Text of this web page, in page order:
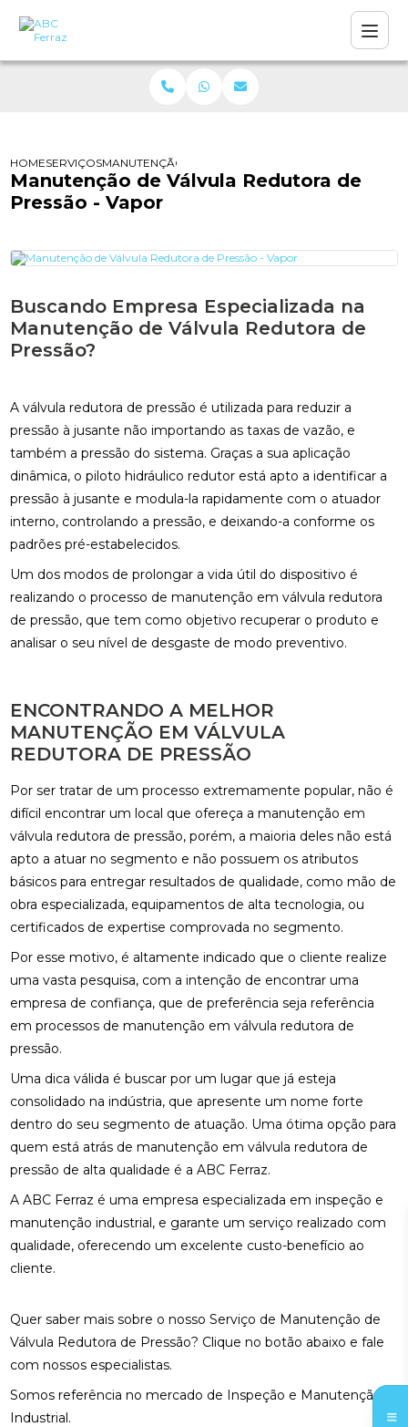
HOMESERVIÇOSMANUTENÇÃO DE VÁLVULA REDUTORA DE PRESSÃO
Manutenção de Válvula Redutora de
Pressão - Vapor
Buscando Empresa Especializada na
Manutenção de Válvula Redutora de
Pressão?
A válvula redutora de pressão é utilizada para reduzir a
pressão à jusante não importando as taxas de vazão, e
também a pressão do sistema. Graças a sua aplicação
dinâmica, o piloto hidráulico redutor está apto a identificar a
pressão à jusante e modula-la rapidamente com o atuador
interno, controlando a pressão, e deixando-a conforme os
padrões pré-estabelecidos.
Um dos modos de prolongar a vida útil do dispositivo é
realizando o processo de manutenção em válvula redutora
de pressão, que tem como objetivo recuperar o produto e
analisar o seu nível de desgaste de modo preventivo.
ENCONTRANDO A MELHOR
MANUTENÇÃO EM VÁLVULA
REDUTORA DE PRESSÃO
Por ser tratar de um processo extremamente popular, não é
difícil encontrar um local que ofereça a manutenção em
válvula redutora de pressão, porém, a maioria deles não está
apto a atuar no segmento e não possuem os atributos
básicos para entregar resultados de qualidade, como mão de
obra especializada, equipamentos de alta tecnologia, ou
certificados de expertise comprovada no segmento.
Por esse motivo, é altamente indicado que o cliente realize
uma vasta pesquisa, com a intenção de encontrar uma
empresa de confiança, que de preferência seja referência
em processos de manutenção em válvula redutora de
pressão.
Uma dica válida é buscar por um lugar que já esteja
consolidado na indústria, que apresente um nome forte
dentro do seu segmento de atuação. Uma ótima opção para
quem está atrás de manutenção em válvula redutora de
pressão de alta qualidade é a ABC Ferraz.
A ABC Ferraz é uma empresa especializada em inspeção e
manutenção industrial, e garante um serviço realizado com
qualidade, oferecendo um excelente custo-benefício ao
cliente.
Quer saber mais sobre o nosso Serviço de Manutenção de
Válvula Redutora de Pressão? Clique no botão abaixo e fale
com nossos especialistas.
Somos referência no mercado de Inspeção e Manutenção
Industrial.